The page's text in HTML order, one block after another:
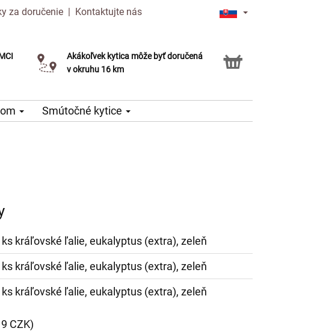
za doručenie | Kontaktujte nás
Akákoľvek kytica môže byť doručená
v okruhu 16 km
Služba Click & Collect
Smútočné kytice
ks kráľovské ľalie, eukalyptus (extra), zeleň
ks kráľovské ľalie, eukalyptus (extra), zeleň
ks kráľovské ľalie, eukalyptus (extra), zeleň
CZK)